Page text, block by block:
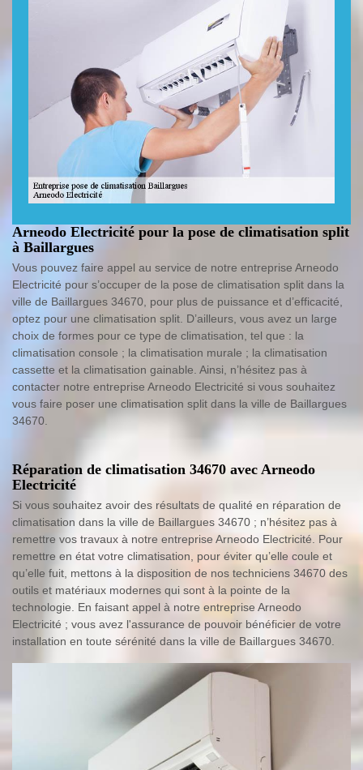
Arneodo Electricité pour la pose de climatisation split
à Baillargues
Vous pouvez faire appel au service de notre entreprise Arneodo
Electricité pour s’occuper de la pose de climatisation split dans la
ville de Baillargues 34670, pour plus de puissance et d’efficacité,
optez pour une climatisation split. D’ailleurs, vous avez un large
choix de formes pour ce type de climatisation, tel que : la
climatisation console ; la climatisation murale ; la climatisation
cassette et la climatisation gainable. Ainsi, n’hésitez pas à
contacter notre entreprise Arneodo Electricité si vous souhaitez
vous faire poser une climatisation split dans la ville de Baillargues
34670.
Réparation de climatisation 34670 avec Arneodo
Electricité
Si vous souhaitez avoir des résultats de qualité en réparation de
climatisation dans la ville de Baillargues 34670 ; n’hésitez pas à
remettre vos travaux à notre entreprise Arneodo Electricité. Pour
remettre en état votre climatisation, pour éviter qu’elle coule et
qu’elle fuit, mettons à la disposition de nos techniciens 34670 des
outils et matériaux modernes qui sont à la pointe de la
technologie. En faisant appel à notre entreprise Arneodo
Electricité ; vous avez l'assurance de pouvoir bénéficier de votre
installation en toute sérénité dans la ville de Baillargues 34670.